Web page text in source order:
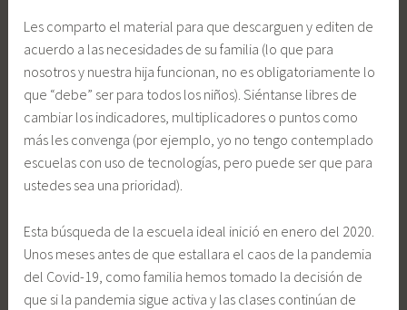
Les comparto el material para que descarguen y editen de
acuerdo a las necesidades de su familia (lo que para
nosotros y nuestra hija funcionan, no es obligatoriamente lo
que “debe” ser para todos los niños). Siéntanse libres de
cambiar los indicadores, multiplicadores o puntos como
más les convenga (por ejemplo, yo no tengo contemplado
escuelas con uso de tecnologías, pero puede ser que para
ustedes sea una prioridad).
Esta búsqueda de la escuela ideal inició en enero del 2020.
Unos meses antes de que estallara el caos de la pandemia
del Covid-19, como familia hemos tomado la decisión de
que si la pandemia sigue activa y las clases continúan de